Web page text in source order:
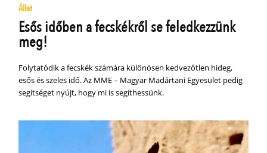
Állat
Esős időben a fecskékről se feledkezzünk
meg!
Folytatódik a fecskék számára különösen kedvezőtlen hideg,
esős és szeles idő. Az MME – Magyar Madártani Egyesület pedig
segítséget nyújt, hogy mi is segíthessünk.